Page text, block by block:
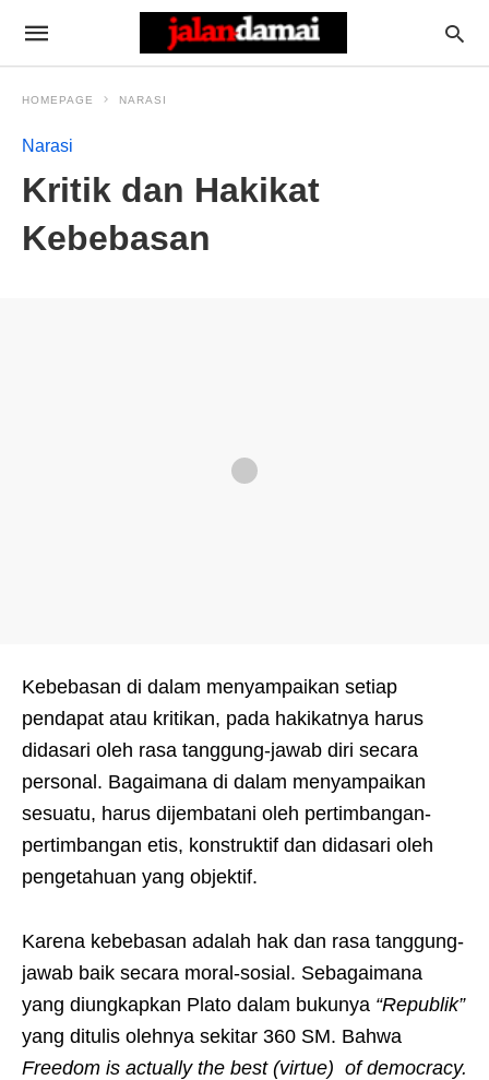
HOMEPAGE NARASI
Narasi
Kritik dan Hakikat
Kebebasan
Kebebasan di dalam menyampaikan setiap
pendapat atau kritikan, pada hakikatnya harus
didasari oleh rasa tanggung-jawab diri secara
personal. Bagaimana di dalam menyampaikan
sesuatu, harus dijembatani oleh pertimbangan-
pertimbangan etis, konstruktif dan didasari oleh
pengetahuan yang objektif.
Karena kebebasan adalah hak dan rasa tanggung-
jawab baik secara moral-sosial. Sebagaimana
yang diungkapkan Plato dalam bukunya “Republik”
yang ditulis olehnya sekitar 360 SM. Bahwa
Freedom is actually the best (virtue) of democracy.